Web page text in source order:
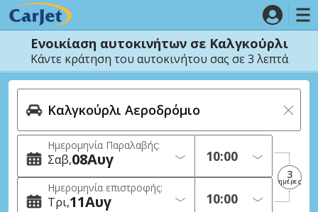
Ενοικίαση αυτοκινήτων σε Καλγκούρλι
Κάντε κράτηση του αυτοκινήτου σας σε 3 λεπτά
Ημερομηνία Παραλαβής:
Σαβ 08Αυγ
Ημερομηνία επιστροφής:
Τρι 11Αυγ
3
ημέρες